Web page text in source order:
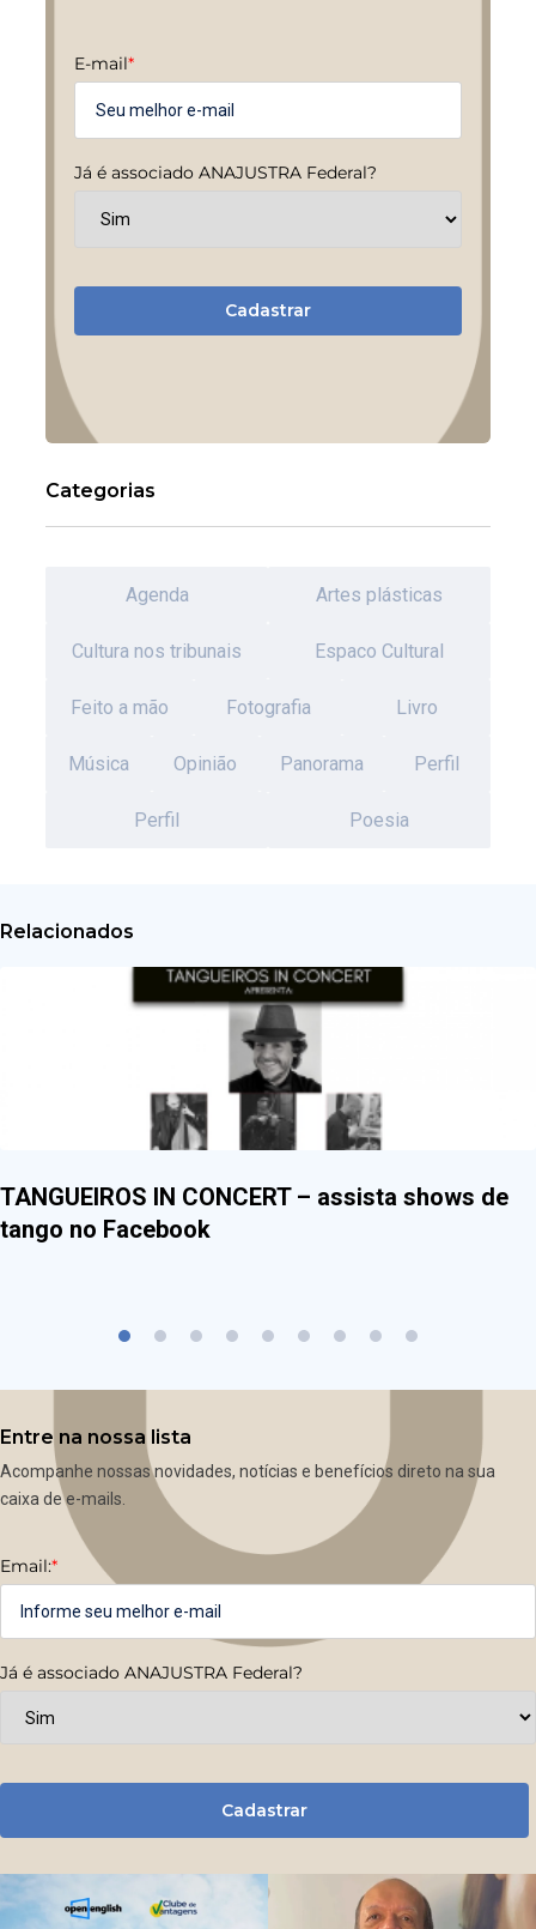
E-mail*
Já é associado ANAJUSTRA Federal?
Cadastrar
Categorias
Agenda Artes plásticas
Cultura nos tribunais Espaco Cultural
Feito a mão Fotografia Livro
Música Opinião Panorama Perfil
Perfil Poesia
Relacionados
TANGUEIROS IN CONCERT – assista shows de
tango no Facebook
Entre na nossa lista
Acompanhe nossas novidades, notícias e benefícios direto na sua
caixa de e-mails.
Email:*
Já é associado ANAJUSTRA Federal?
Cadastrar